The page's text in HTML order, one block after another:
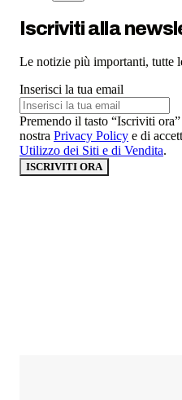
Iscriviti alla
Le notizie più importanti, tutte
Inserisci la tua email
Premendo il tasto “Iscriviti
nostra Privacy Policy e di
Utilizzo dei Siti e di Vendita.
ISCRIVITI ORA